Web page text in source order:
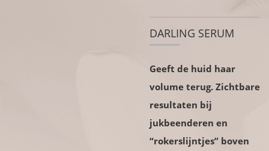
DARLING SERUM
Geeft de huid haar
volume terug. Zichtbare
resultaten bij
jukbeenderen en
“rokerslijntjes” boven